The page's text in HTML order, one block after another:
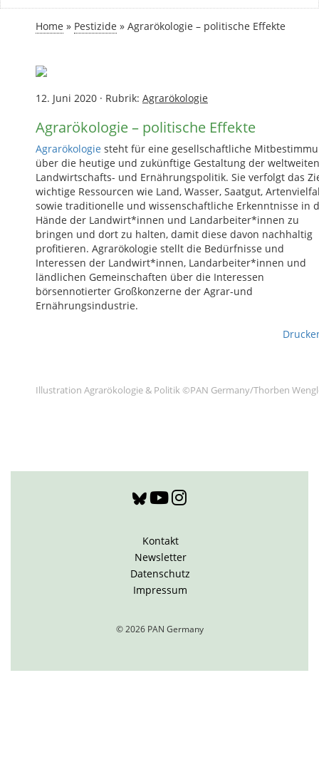
Home » Pestizide » Agrarökologie – politische Effekte
12. Juni 2020 · Rubrik: Agrarökologie
Agrarökologie – politische Effekte
Agrarökologie steht für eine gesellschaftliche
über die heutige und zukünftige Gestaltung der weltweiten
Landwirtschafts- und Ernährungspolitik. Sie verfolgt das
wichtige Ressourcen wie Land, Wasser, Saatgut,
sowie traditionelle und wissenschaftliche Erkenntnisse in
Hände der Landwirt*innen und Landarbeiter*innen zu
bringen und dort zu halten, damit diese davon nachhaltig
profitieren. Agrarökologie stellt die Bedürfnisse und
Interessen der Landwirt*innen, Landarbeiter*innen und
ländlichen Gemeinschaften über die Interessen
börsennotierter Großkonzerne der Agrar-und
Ernährungsindustrie.
Illustration Agrarökologie & Politik ©PAN Germany/Thorben
Kontakt
Newsletter
Datenschutz
Impressum
© 2026 PAN Germany